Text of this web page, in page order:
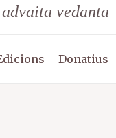
advaita vedanta
Donatius